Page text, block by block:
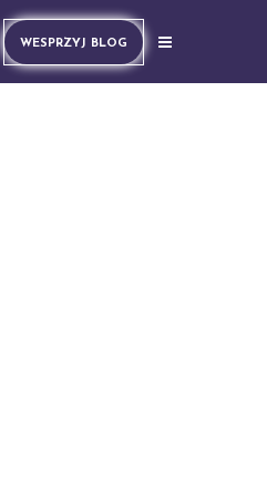
WESPRZYJ BLOG